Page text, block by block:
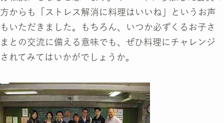
方からも「ストレス解消に料理はいいね」というお声
もいただきました。もちろん、いつか必ずくるお子さ
まとの交流に備える意味でも、ぜひ料理にチャレンジ
されてみてはいかがでしょうか。